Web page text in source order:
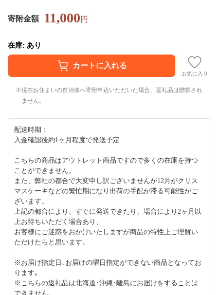
寄附金額 11,000円
在庫: あり
お気に入り
現在お住まいの自治体へ寄附申込いただいた場合、返礼品は贈答され
ません。
配送時期：
入金確認後約1ヶ月程度で発送予定
こちらの商品はアウトレット商品ですので多くの在庫を持つ
ことができません。
また、弊社の都合で大変申し訳ございませんが12月がクリス
マスケーキなどの繁忙期になり出荷の手配が滞る可能性がご
ざいます。
上記の都合により、すぐに発送できたり、場合により2ヶ月以
上お待ちいただく場合あり、
お客様にご迷惑をおかけいたしますが商品の特性上ご理解い
ただけたらと思います。
※お届け指定日､お届けの曜日指定ができない商品となってお
ります｡
※こちらの返礼品は北海道･沖縄･離島にお届けをすることは
できません。